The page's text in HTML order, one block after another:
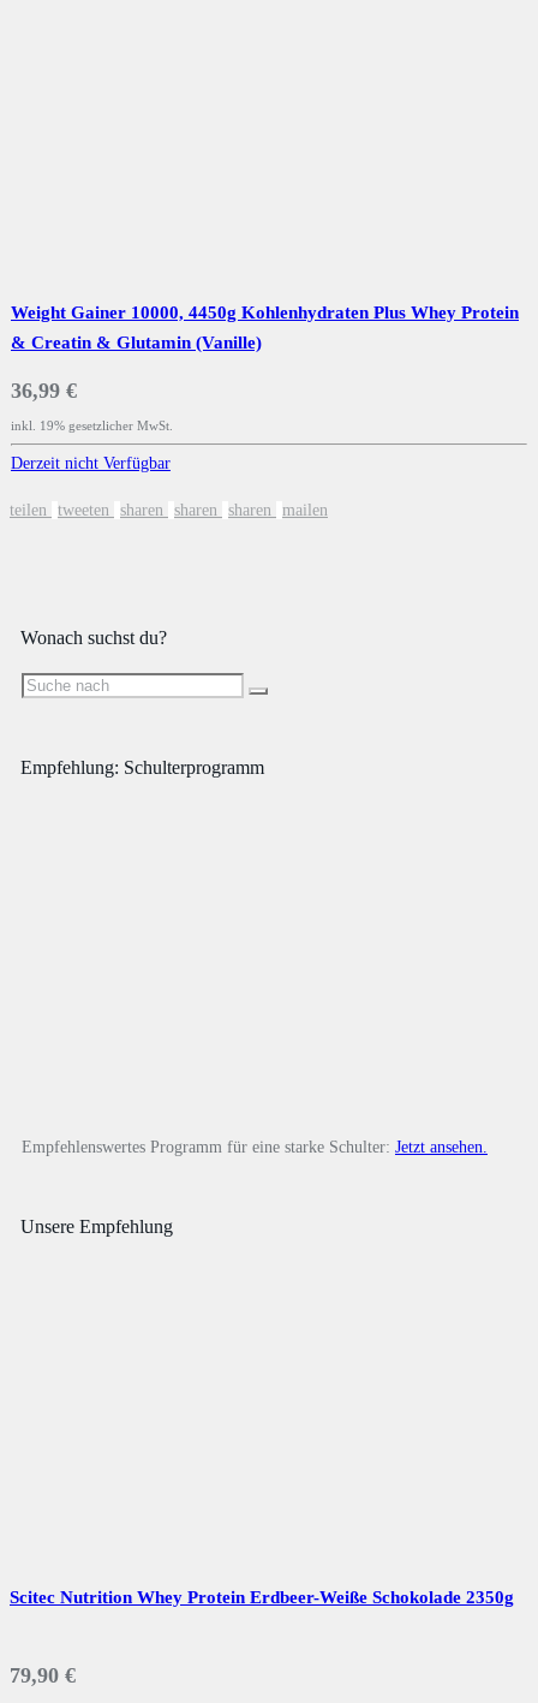
Weight Gainer 10000, 4450g Kohlenhydraten Plus Whey Protein
& Creatin & Glutamin (Vanille)
36,99 €
inkl. 19% gesetzlicher MwSt.
Derzeit nicht Verfügbar
teilen tweeten sharen sharen sharen mailen
Wonach suchst du?
Empfehlung: Schulterprogramm
Empfehlenswertes Programm für eine starke Schulter: Jetzt ansehen.
Unsere Empfehlung
Scitec Nutrition Whey Protein Erdbeer-Weiße Schokolade 2350g
79,90 €